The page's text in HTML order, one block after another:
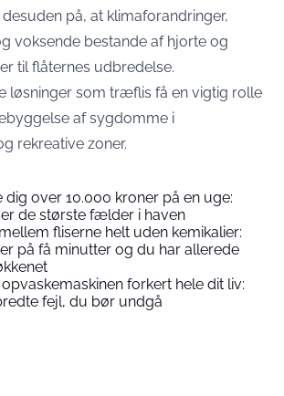
på, at klimaforandringer,
voksende bestande af hjorte og
til flåternes udbredelse.
løsninger som træflis få en vigtig rolle
af sygdomme i
rekreative zoner.
dig over 10.000 kroner på en uge:
de største fælder i haven
fliserne helt uden kemikalier:
på få minutter og du har allerede
forkert hele dit liv:
fejl, du bør undgå